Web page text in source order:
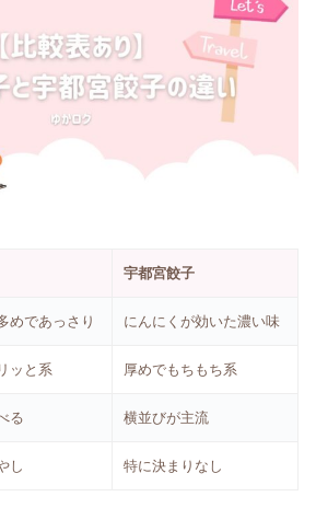
宇都宮餃子
めであっさり にんにくが効いた濃い味
ッと系 厚めでもちもち系
る 横並びが主流
し 特に決まりなし